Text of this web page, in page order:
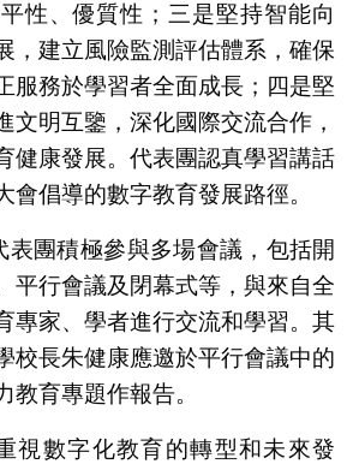
性、優質性；三是堅持智能向
，建立風險監測評估體系，確保
服務於學習者全面成長；四是堅
文明互鑒，深化國際交流合作，
健康發展。代表團認真學習講話
會倡導的數字教育發展路徑。
表團積極參與多場會議，包括開
平行會議及閉幕式等，與來自全
專家、學者進行交流和學習。其
校長朱健康應邀於平行會議中的
教育專題作報告。
視數字化教育的轉型和未來發